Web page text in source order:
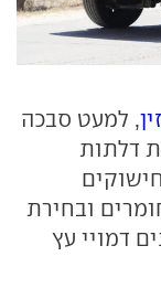
, למעט סבכה
דלתות
ובחירת
דמויי עץ